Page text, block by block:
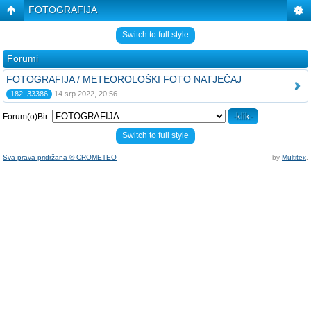
FOTOGRAFIJA
Switch to full style
Forumi
FOTOGRAFIJA / METEOROLOŠKI FOTO NATJEČAJ
182, 33386 14 srp 2022, 20:56
Forum(o)Bir:
Switch to full style
Sva prava pridržana © CROMETEO by Multitex